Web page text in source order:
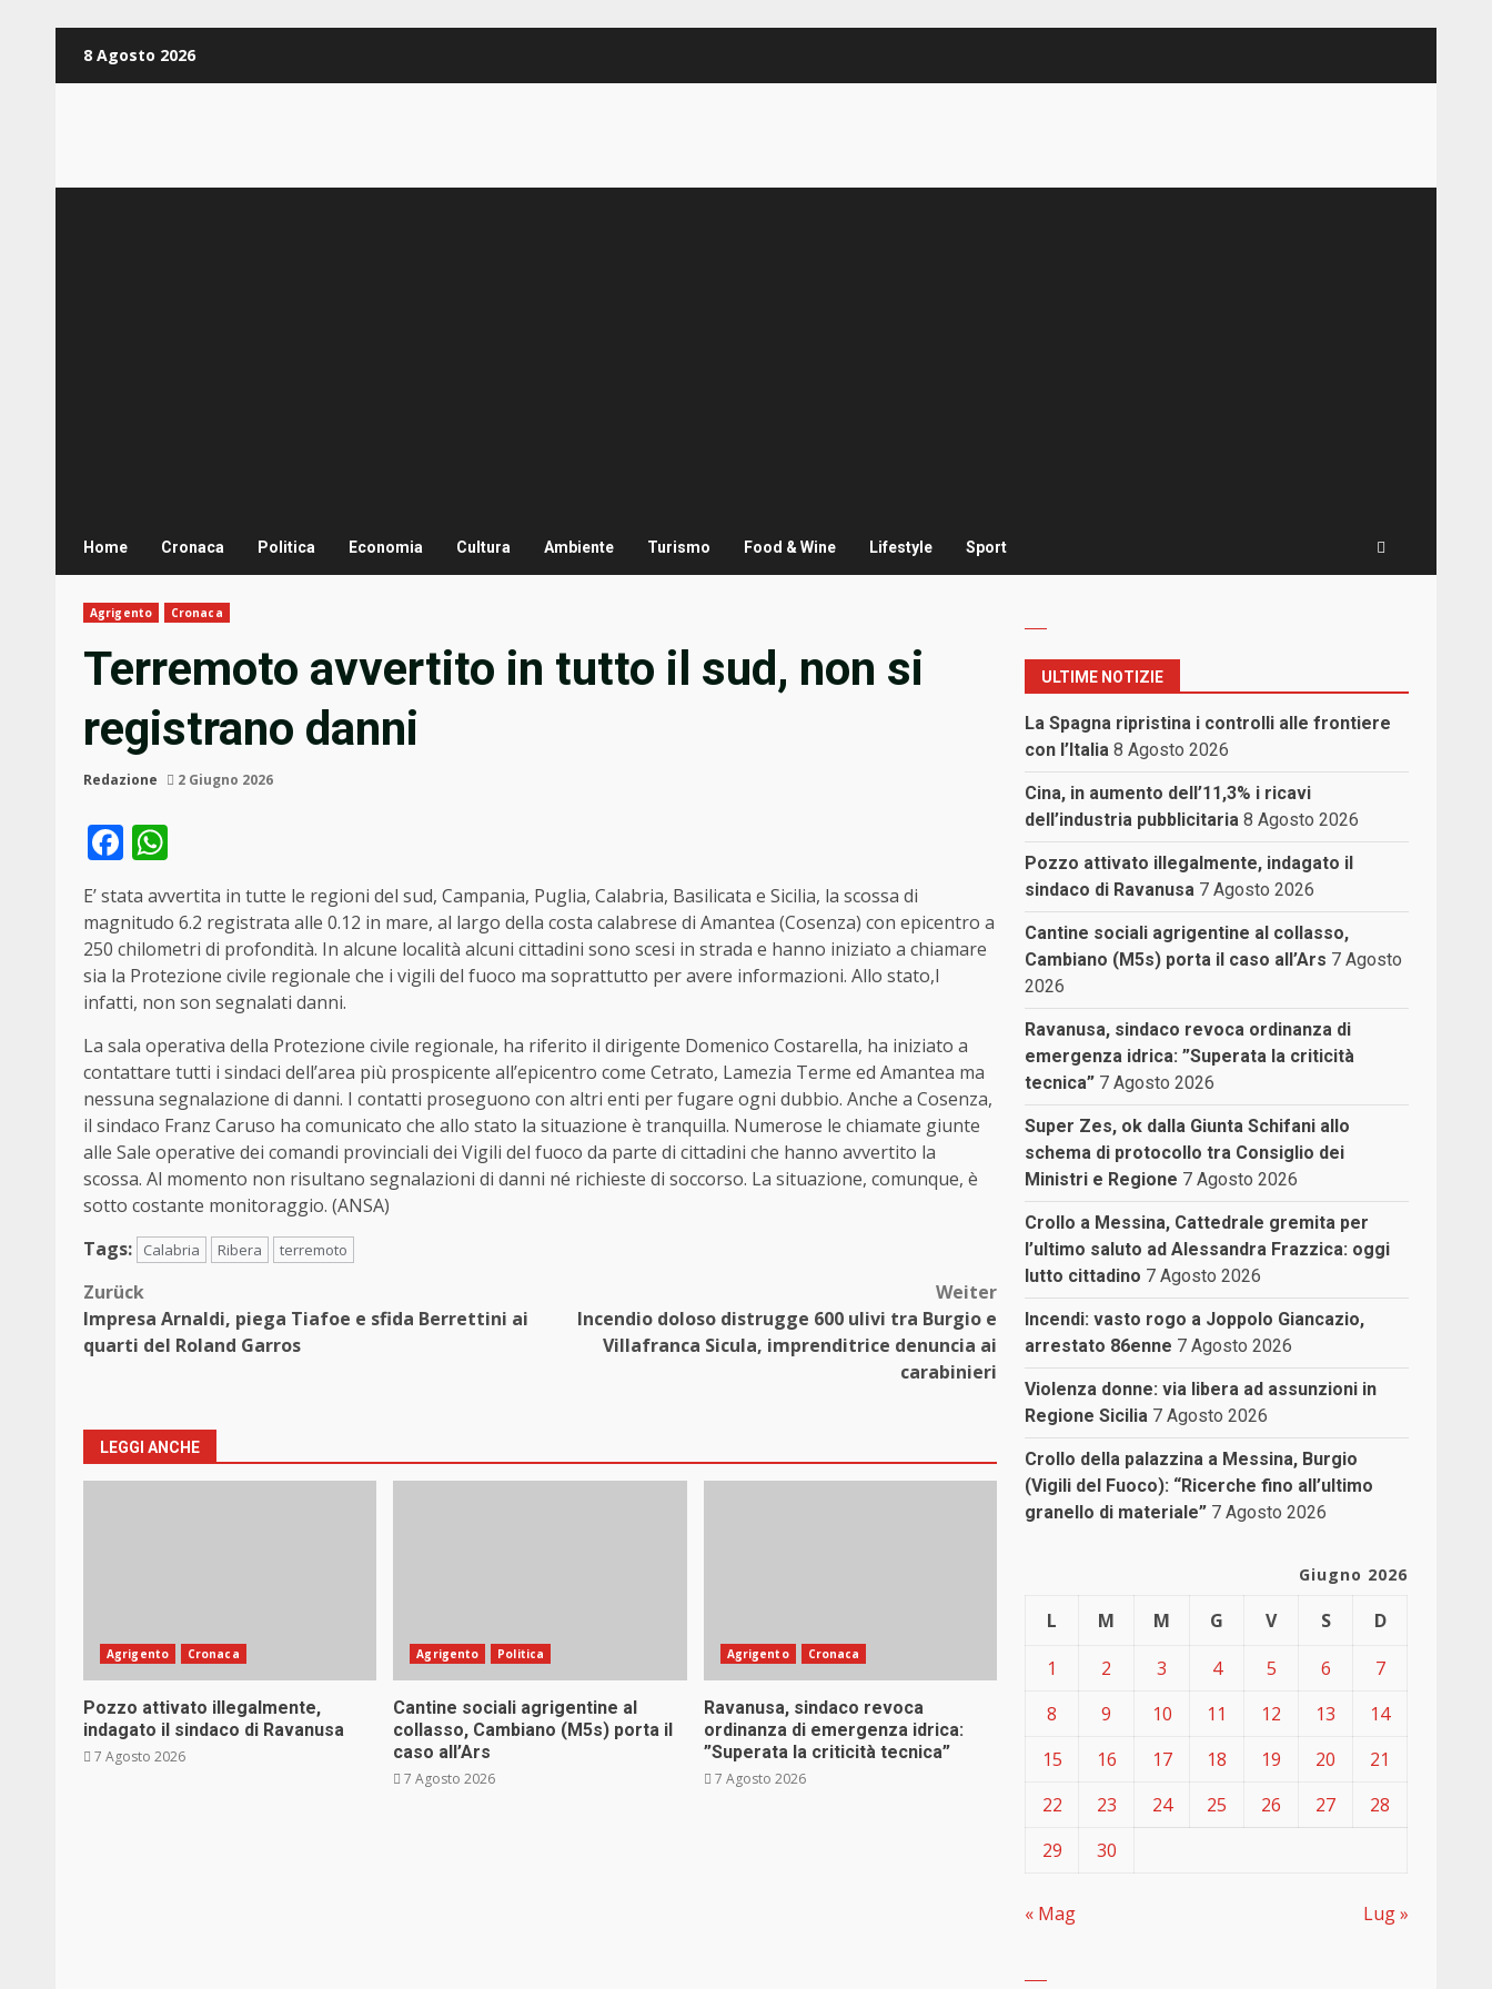
Inhalt8 Agosto 2026
Home Cronaca Politica Economia Cultura Ambiente Turismo Food & Wine Lifestyle Sport
Agrigento Cronaca
Terremoto avvertito in tutto il sud, non si
registrano danni
Redazione 2 Giugno 2026
Facebook
E’ stata avvertita in tutte le regioni del sud, Campania, Puglia, Calabria, Basilicata e Sicilia, la scossa di
magnitudo 6.2 registrata alle 0.12 in mare, al largo della costa calabrese di Amantea (Cosenza) con epicentro a
250 chilometri di profondità. In alcune località alcuni cittadini sono scesi in strada e hanno iniziato a chiamare
sia la Protezione civile regionale che i vigili del fuoco ma soprattutto per avere informazioni. Allo stato,l
infatti, non son segnalati danni.
La sala operativa della Protezione civile regionale, ha riferito il dirigente Domenico Costarella, ha iniziato a
contattare tutti i sindaci dell’area più prospicente all’epicentro come Cetrato, Lamezia Terme ed Amantea ma
nessuna segnalazione di danni. I contatti proseguono con altri enti per fugare ogni dubbio. Anche a Cosenza,
il sindaco Franz Caruso ha comunicato che allo stato la situazione è tranquilla. Numerose le chiamate giunte
alle Sale operative dei comandi provinciali dei Vigili del fuoco da parte di cittadini che hanno avvertito la
scossa. Al momento non risultano segnalazioni di danni né richieste di soccorso. La situazione, comunque, è
sotto costante monitoraggio. (ANSA)
Tags:
Calabria Ribera terremoto
Beitragsnavigation
Zurück
Impresa Arnaldi, piega Tiafoe e sfida Berrettini ai
quarti del Roland Garros
Weiter
Incendio doloso distrugge 600 ulivi tra Burgio e
Villafranca Sicula, imprenditrice denuncia ai
carabinieri
LEGGI ANCHE
Agrigento Cronaca
Pozzo attivato illegalmente,
indagato il sindaco di Ravanusa
7 Agosto 2026
Agrigento Politica
Cantine sociali agrigentine al
collasso, Cambiano (M5s) porta il
caso all’Ars
7 Agosto 2026
Agrigento Cronaca
Ravanusa, sindaco revoca
ordinanza di emergenza idrica:
”Superata la criticità tecnica”
7 Agosto 2026
ULTIME NOTIZIE
La Spagna ripristina i controlli alle frontiere
con l’Italia 8 Agosto 2026
Cina, in aumento dell’11,3% i ricavi
dell’industria pubblicitaria 8 Agosto 2026
Pozzo attivato illegalmente, indagato il
sindaco di Ravanusa 7 Agosto 2026
Cantine sociali agrigentine al collasso,
Cambiano (M5s) porta il caso all’Ars 7 Agosto
2026
Ravanusa, sindaco revoca ordinanza di
emergenza idrica: ”Superata la criticità
tecnica” 7 Agosto 2026
Super Zes, ok dalla Giunta Schifani allo
schema di protocollo tra Consiglio dei
Ministri e Regione 7 Agosto 2026
Crollo a Messina, Cattedrale gremita per
l’ultimo saluto ad Alessandra Frazzica: oggi
lutto cittadino 7 Agosto 2026
Incendi: vasto rogo a Joppolo Giancazio,
arrestato 86enne 7 Agosto 2026
Violenza donne: via libera ad assunzioni in
Regione Sicilia 7 Agosto 2026
Crollo della palazzina a Messina, Burgio
(Vigili del Fuoco): “Ricerche fino all’ultimo
granello di materiale” 7 Agosto 2026
Giugno 2026
L M M G V S
D
1
2 3 4 5 6
7
8
9 10 11 12 13
14
15
16 17 18 19 20
21
22
23 24 25 26 27
28
29
30
« Mag Lug »